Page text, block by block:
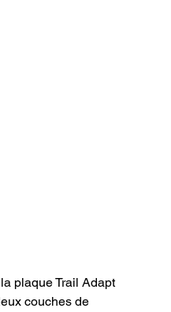
plaque Trail Adapt
couches de